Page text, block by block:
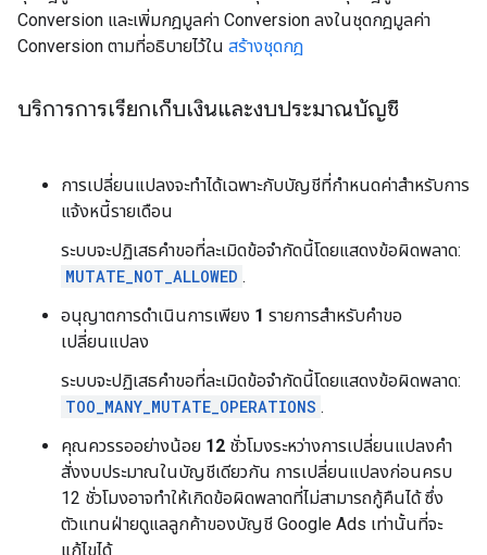
Conversion และเพิ่มกฎมูลค่า Conversion ลงในชุดกฎมูลค่า
Conversion ตามที่อธิบายไว้ใน สร้างชุดกฎ
บริการการเรียกเก็บเงินและงบประมาณบัญชี
การเปลี่ยนแปลงจะทำได้เฉพาะกับบัญชีที่กำหนดค่าสำหรับการ
แจ้งหนี้รายเดือน
ระบบจะปฏิเสธคำขอที่ละเมิดข้อจำกัดนี้โดยแสดงข้อผิดพลาด:
MUTATE_NOT_ALLOWED .
อนุญาตการดำเนินการเพียง 1 รายการสำหรับคำขอ
เปลี่ยนแปลง
ระบบจะปฏิเสธคำขอที่ละเมิดข้อจำกัดนี้โดยแสดงข้อผิดพลาด:
TOO_MANY_MUTATE_OPERATIONS .
คุณควรรออย่างน้อย 12 ชั่วโมงระหว่างการเปลี่ยนแปลงคำ
สั่งงบประมาณในบัญชีเดียวกัน การเปลี่ยนแปลงก่อนครบ
12 ชั่วโมงอาจทำให้เกิดข้อผิดพลาดที่ไม่สามารถกู้คืนได้ ซึ่ง
ตัวแทนฝ่ายดูแลลูกค้าของบัญชี Google Ads เท่านั้นที่จะ
แก้ไขได้